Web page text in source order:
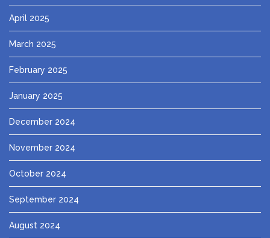
April 2025
March 2025
February 2025
January 2025
December 2024
November 2024
October 2024
September 2024
August 2024